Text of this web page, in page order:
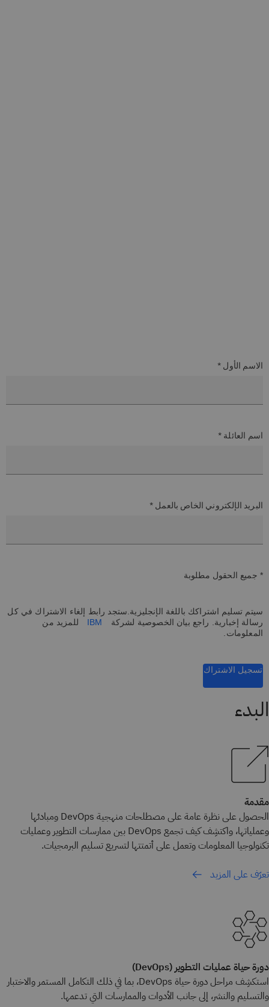
الاسم الأول *
اسم العائلة *
البريد الإلكتروني الخاص بالعمل *
* جميع الحقول مطلوبة
سيتم تسليم اشتراكك باللغة الإنجليزية.ستجد رابط إلغاء الاشتراك في كل
رسالة إخبارية. راجع بيان الخصوصية لشركة
للمزيد من
المعلومات.
تسجيل الاشتراك
البدء
مقدمة
الحصول على نظرة عامة على مصطلحات منهجية DevOps ومبادئها
وعملياتها، واكتشِف كيف تجمع DevOps بين ممارسات التطوير وعمليات
تكنولوجيا المعلومات وتعمل على أتمتتها لتسريع تسليم البرمجيات.
تعرّف على المزيد
دورة حياة عمليات التطوير (DevOps)
استكشِف مراحل دورة حياة DevOps، بما في ذلك التكامل المستمر والاختبار
والتسليم والنشر، إلى جانب الأدوات والممارسات التي تدعمها.